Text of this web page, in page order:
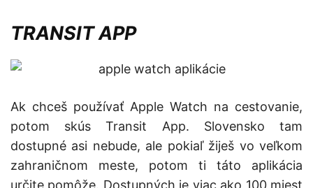
TRANSIT APP
Ak chceš používať Apple Watch na cestovanie,
potom skús Transit App. Slovensko tam
dostupné asi nebude, ale pokiaľ žiješ vo veľkom
zahraničnom meste, potom ti táto aplikácia
určite pomôže. Dostupných je viac ako 100 miest